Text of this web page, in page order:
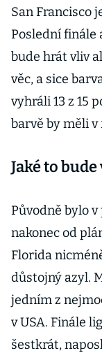
San Francisco
Poslední finále
bude hrát vliv
věc, a sice
vyhráli 13 z 15
barvě by měli
Jaké to
Původně bylo
nakonec od
Florida
důstojný azyl.
jedním z
v USA. Finále
šestkrát,